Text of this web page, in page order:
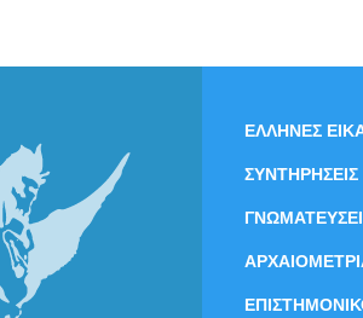
ΕΛΛΗΝΕΣ
ΣΥΝΤΗΡΗΣΕΙΣ